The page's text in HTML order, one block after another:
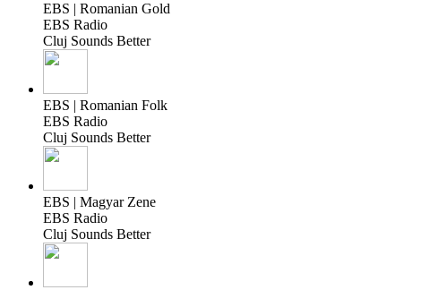
EBS | Romanian Gold
EBS Radio
Cluj Sounds Better
EBS | Romanian Folk
EBS Radio
Cluj Sounds Better
EBS | Magyar Zene
EBS Radio
Cluj Sounds Better